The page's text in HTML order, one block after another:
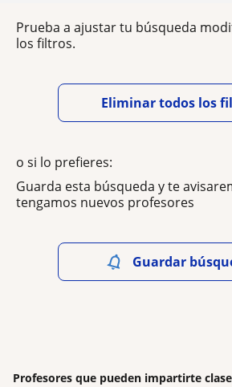
Prueba a ajustar tu búsqueda
los filtros.
Eliminar todos los
o si lo prefieres:
Guarda esta búsqueda y te
tengamos nuevos profesores
Guardar
Profesores que pueden impartirte